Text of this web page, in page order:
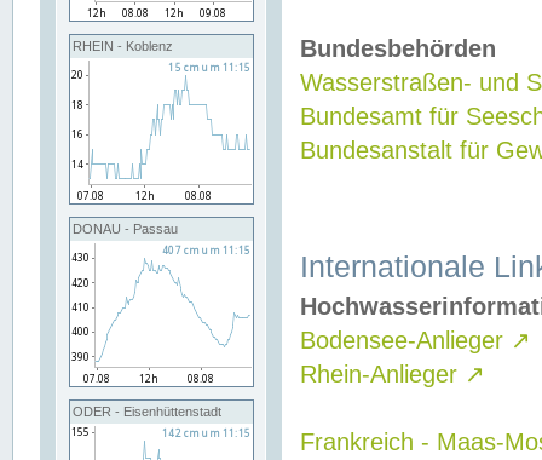
RHEIN - Koblenz
DONAU - Passau
ODER - Eisenhüttenstadt
Bundesbehörden
Wasserstraßen- und
Bundesamt für
Bundesanstalt für
Internationale
Bodensee-Anlieger ↗
Rhein-Anlieger ↗
Frankreich - Maas-